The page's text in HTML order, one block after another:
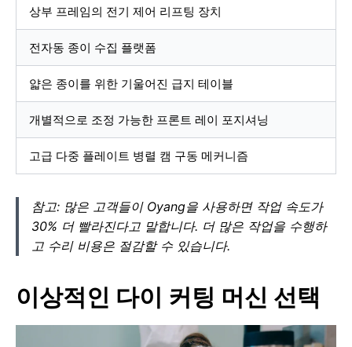
상부 프레임의 전기 제어 리프팅 장치
전자동 종이 수집 플랫폼
얇은 종이를 위한 기울어진 급지 테이블
개별적으로 조정 가능한 프론트 레이 포지셔닝
고급 다중 플레이트 병렬 캠 구동 메커니즘
참고: 많은 고객들이 Oyang을 사용하면 작업 속도가
30% 더 빨라진다고 말합니다. 더 많은 작업을 수행하
고 수리 비용은 절감할 수 있습니다.
이상적인 다이 커팅 머신 선택